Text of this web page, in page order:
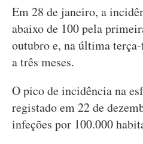
Em 28 de janeiro, a
abaixo de 100 pela
outubro e, na última
a três meses.
O pico de incidência na
registado em 22 de
infeções por 100.000